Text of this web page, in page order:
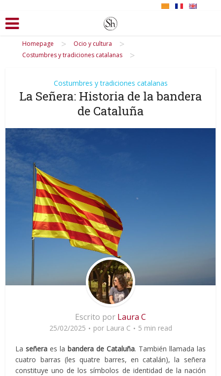
Homepage > Ocio y cultura >
Costumbres y tradiciones catalanas >
Costumbres y tradiciones catalanas
La Señera: Historia de la bandera
de Cataluña
Escrito por Laura C
25/02/2025 por Laura C 5 min read
Laseñera es labandera de Cataluña. También llamada las
cuatro barras (les quatre barres, en catalán), la señera
constituye uno de los símbolos de identidad de la nación